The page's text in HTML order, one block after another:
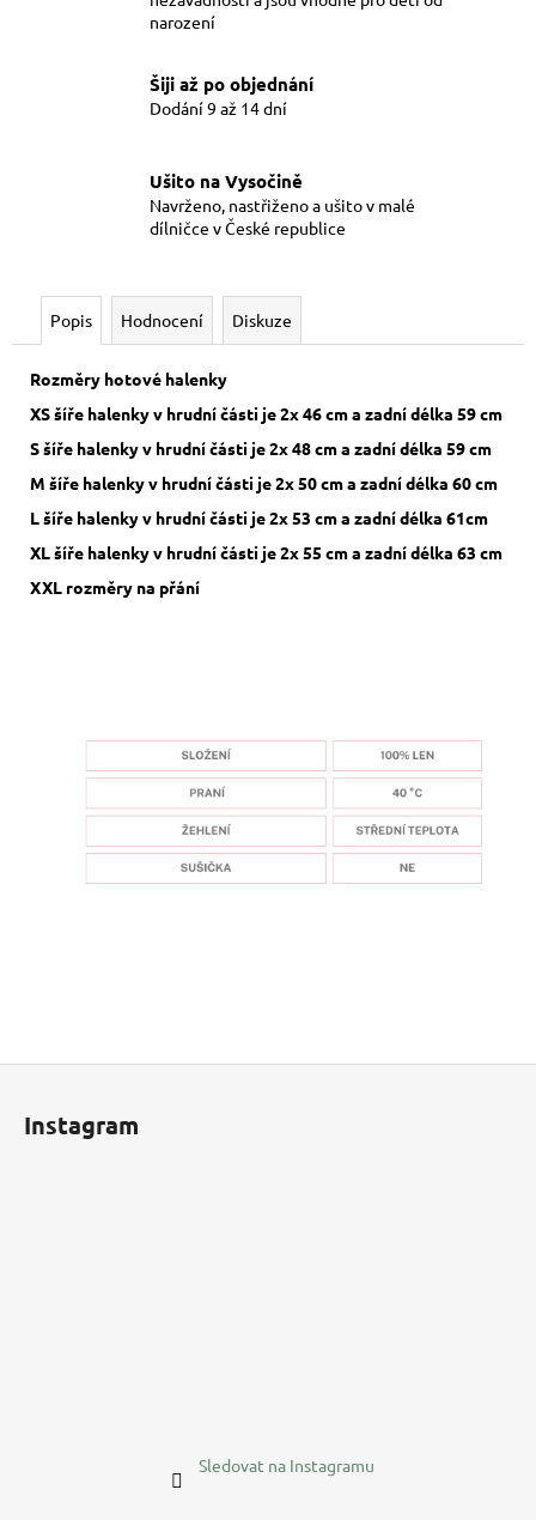
narození
Šiji až po objednání
Dodání 9 až 14 dní
Ušito na Vysočině
Navrženo, nastřiženo a ušito v malé
dílničce v České republice
Popis Hodnocení Diskuze
Rozměry hotové halenky
XS šíře halenky v hrudní části je 2x 46 cm a zadní délka 59 cm
S šíře halenky v hrudní části je 2x 48 cm a zadní délka 59 cm
M šíře halenky v hrudní části je 2x 50 cm a zadní délka 60 cm
L šíře halenky v hrudní části je 2x 53 cm a zadní délka 61cm
XL šíře halenky v hrudní části je 2x 55 cm a zadní délka 63 cm
XXL rozměry na přání
Instagram
Sledovat na Instagramu